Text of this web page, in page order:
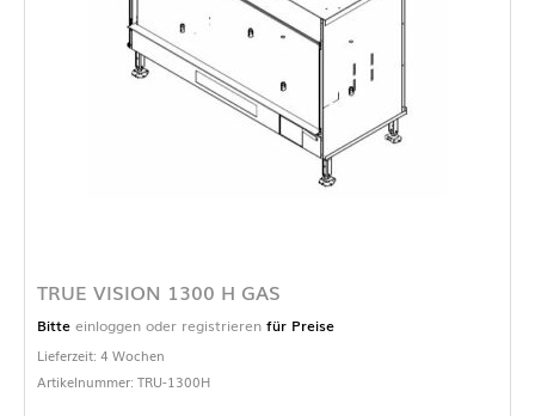
TRUE VISION 1300 H GAS
Bitte einloggen oder registrieren für Preise
Lieferzeit: 4 Wochen
Artikelnummer: TRU-1300H